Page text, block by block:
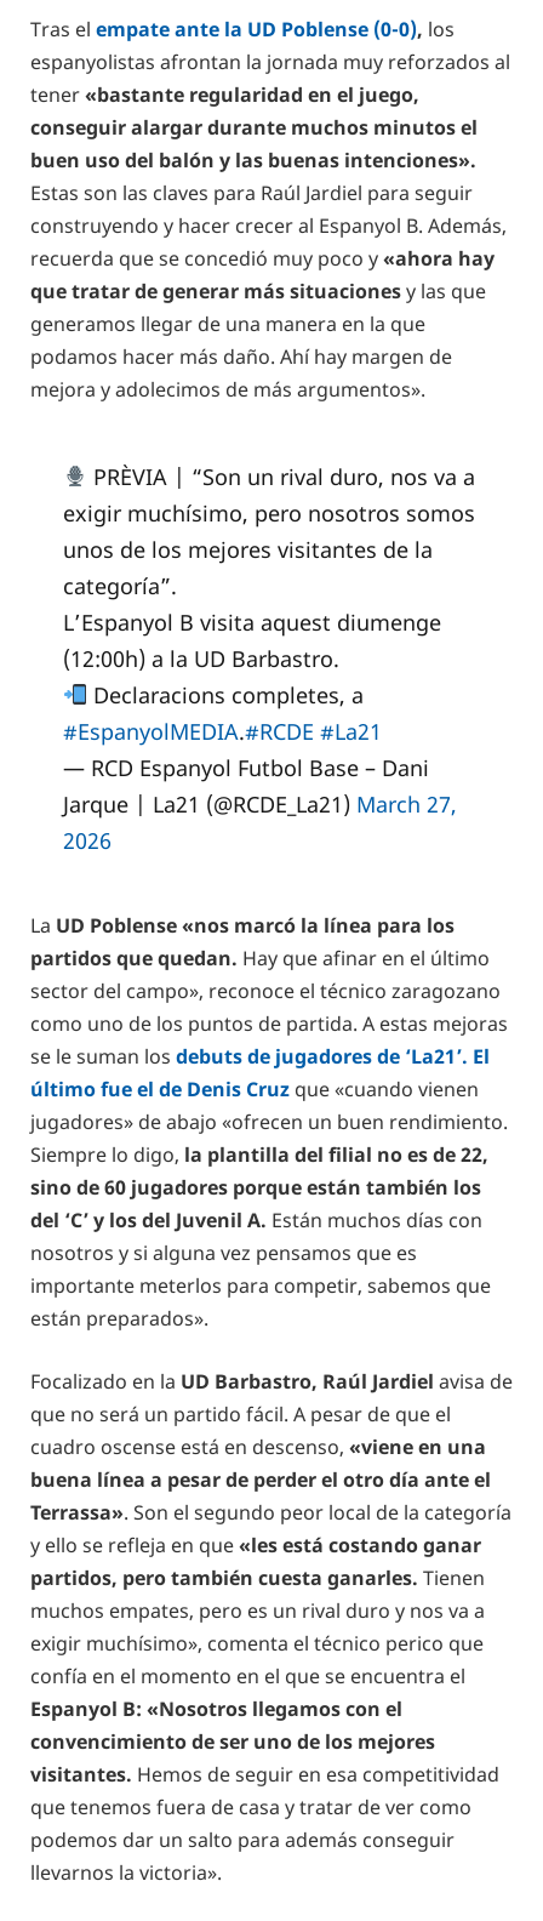
Tras el empate ante la UD Poblense (0-0), los
espanyolistas afrontan la jornada muy reforzados al
tener«bastante regularidad en el juego,
conseguir alargar durante muchos minutos el
buen uso del balón y las buenas intenciones».
Estas son las claves para Raúl Jardiel para seguir
construyendo y hacer crecer al Espanyol B. Además,
recuerda que se concedió muy poco y«ahora hay
que tratar de generar más situacionesy las que
generamos llegar de una manera en la que
podamos hacer más daño. Ahí hay margen de
mejora y adolecimos de más argumentos».
PRÈVIA | “Son un rival duro, nos va a
exigir muchísimo, pero nosotros somos
unos de los mejores visitantes de la
categoría”.
L’Espanyol B visita aquest diumenge
(12:00h) a la UD Barbastro.
Declaracions completes, a
#EspanyolMEDIA.#RCDE #La21
— RCD Espanyol Futbol Base – Dani
Jarque | La21 (@RCDE_La21) March 27,
2026
La UD Poblense «nos marcó la línea para los
partidos que quedan. Hay que afinar en el último
sector del campo», reconoce el técnico zaragozano
como uno de los puntos de partida. A estas mejoras
se le suman los debuts de jugadores de ‘La21’. El
último fue el de Denis Cruz que «cuando vienen
jugadores» de abajo «ofrecen un buen rendimiento.
Siempre lo digo, la plantilla del filial no es de 22,
sino de 60 jugadores porque están también los
del ‘C’ y los del Juvenil A. Están muchos días con
nosotros y si alguna vez pensamos que es
importante meterlos para competir, sabemos que
están preparados».
Focalizado en la UD Barbastro, Raúl Jardiel avisa de
que no será un partido fácil. A pesar de que el
cuadro oscense está en descenso, «viene en una
buena línea a pesar de perder el otro día ante el
Terrassa». Son el segundo peor local de la categoría
y ello se refleja en que«les está costando ganar
partidos, pero también cuesta ganarles. Tienen
muchos empates, pero es un rival duro y nos va a
exigir muchísimo», comenta el técnico perico que
confía en el momento en el que se encuentra el
Espanyol B: «Nosotros llegamos con el
convencimiento de ser uno de los mejores
visitantes. Hemos de seguir en esa competitividad
que tenemos fuera de casa y tratar de ver como
podemos dar un salto para además conseguir
llevarnos la victoria».